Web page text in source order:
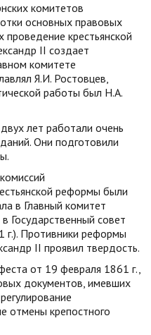
комитетов
основных правовых
крестьянской
II создает
комитете
Я.И. Ростовцев,
работы был Н.А.
лет работали очень
Они подготовили
реформы были
в Главный комитет
Государственный совет
г.). Противники реформы
II проявил твердость.
от 19 февраля 1861 г.,
документов, имевших
отмены крепостного